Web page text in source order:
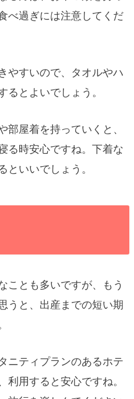
べ過ぎには注意してくだ
やすいので、タオルやハ
るとよいでしょう。
部屋着を持っていくと、
る時安心ですね。下着な
といいでしょう。
ことも多いですが、もう
うと、出産までの短い期
ニティプランのあるホテ
利用すると安心ですね。